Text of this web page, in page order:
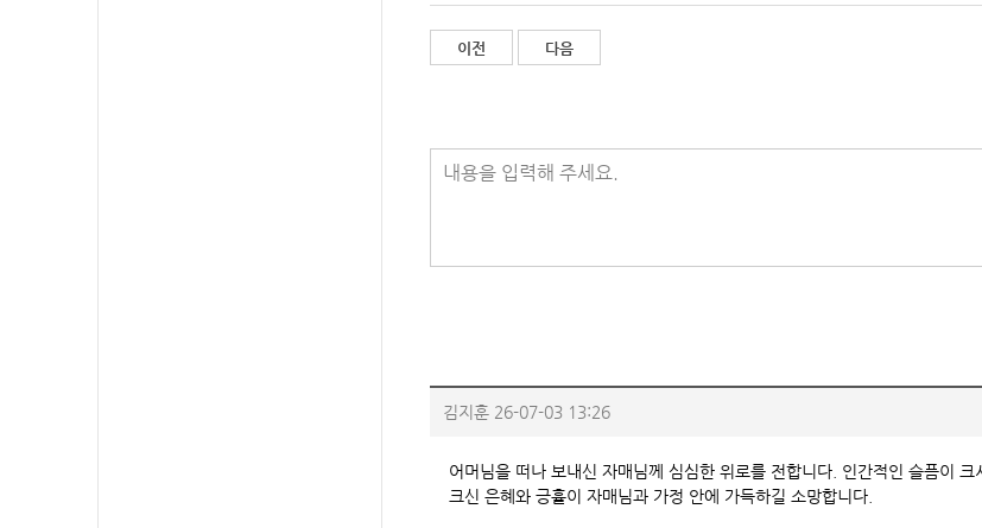
이전 다음
내용을 입력해 주세요.
김지훈 26-07-03 13:26
어머님을 떠나 보내신 자매님께 심심한 위로를 전합니다. 인간적인 슬픔이
크신 은혜와 긍휼이 자매님과 가정 안에 가득하길 소망합니다.